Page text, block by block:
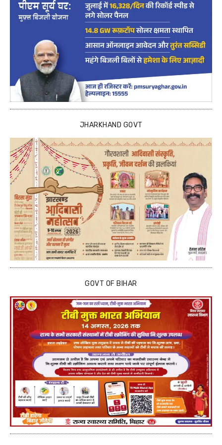
JHARKHAND GOVT
GOVT OF BIHAR